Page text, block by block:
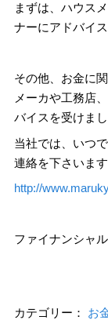
まずは、ハウス
ナーにアドバイ
その他、お金に
メーカや工務店
バイスを受けまし
当社では、いつ
連絡を下さいま
http://
ファイナンシャ
カテゴリー： お